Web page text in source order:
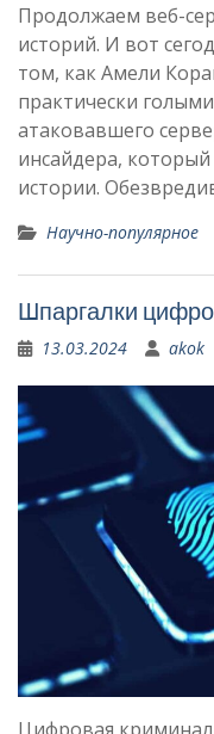
Продолжаем веб-
историй. И вот
том, как Амели
практически
атаковавшего
инсайдера,
истории.
Научно-популярное
Шпаргалки
13.03.2024 akok